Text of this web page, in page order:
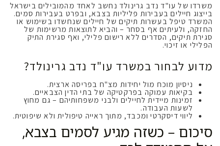
משרדו של עו"ד נדב גרינולד נחשב לאחד מהמובילים בישראל
בייצוג חיילים בעבירות פליליות בצבא, ובפרט בעבירות סמים.
המשרד טיפל בעשרות תיקים של חיילים שנחשדו בשימוש או
החזקה, ולעיתים אף בסחר – והביא לתוצאות מרשימות של
סגירת תיקים, הסדרים ללא רישום פלילי, ואף סגירת התיק
הפלילי או זיכוי.
מדוע לבחור במשרד עו"ד נדב גרינולד?
ניסיון מוכח מול יחידות מצ"ח בפריסה ארצית.
בקיאות עמוקה בפרקטיקה של בתי הדין הצבאיים.
זמינות מיידית לחיילים ולבני משפחותיהם – גם מחוץ
לשעות העבודה.
ליווי דיסקרטי ומכבד, מתוך ראייה טיפולית ולא שיפוטית.
סיכום – כשזה מגיע לסמים בצבא,